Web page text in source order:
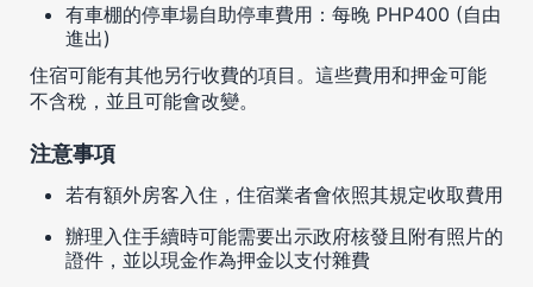
有車棚的停車場自助停車費用：每晚 PHP400 (自由
進出)
住宿可能有其他另行收費的項目。這些費用和押金可能
不含稅，並且可能會改變。
注意事項
若有額外房客入住，住宿業者會依照其規定收取費用
辦理入住手續時可能需要出示政府核發且附有照片的
證件，並以現金作為押金以支付雜費